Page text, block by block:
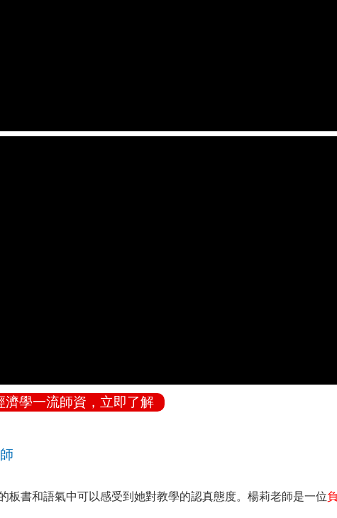
濟學一流師資，立即了解
板書和語氣中可以感受到她對教學的認真態度。楊莉老師是一位